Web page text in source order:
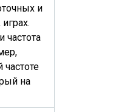
и
частота
на